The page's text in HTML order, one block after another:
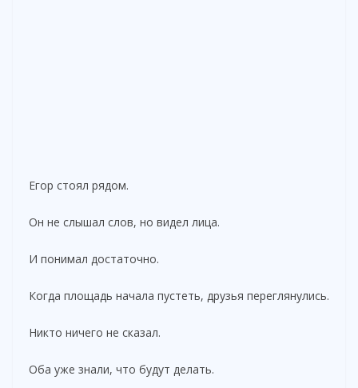
Егор стоял рядом.
Он не слышал слов, но видел лица.
И понимал достаточно.
Когда площадь начала пустеть, друзья переглянулись.
Никто ничего не сказал.
Оба уже знали, что будут делать.